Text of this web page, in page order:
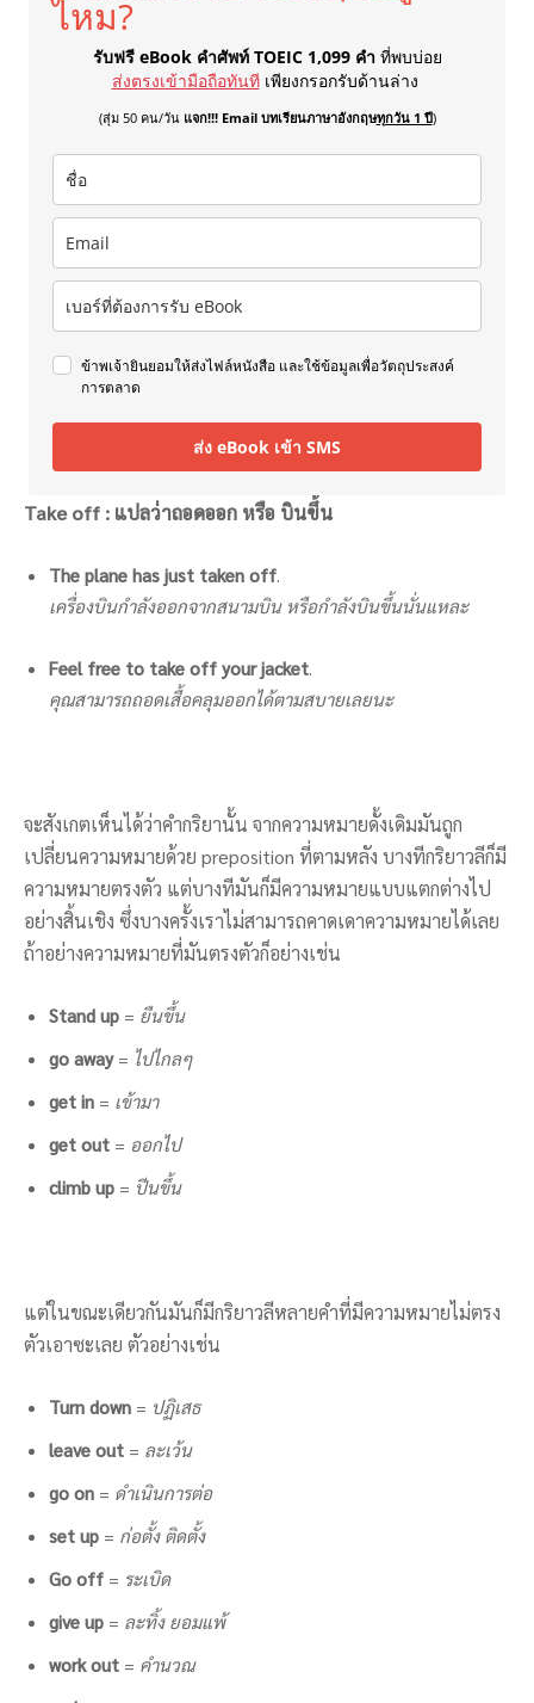
ไหม?
รับฟรี eBook คำศัพท์ TOEIC 1,099 คำ ที่พบบ่อย
ส่งตรงเข้ามือถือทันที เพียงกรอกรับด้านล่าง
(สุ่ม 50 คน/วัน แจก!!! Email บทเรียนภาษาอังกฤษทุกวัน 1 ปี)
ข้าพเจ้ายินยอมให้ส่งไฟล์หนังสือ และใช้ข้อมูลเพื่อวัตถุประสงค์
การตลาด
ส่ง eBook เข้า SMS
Take off : แปลว่าถอดออก หรือ บินขึ้น
The plane has just taken off.
เครื่องบินกำลังออกจากสนามบิน หรือกำลังบินขึ้นนั่นแหละ
Feel free to take off your jacket.
คุณสามารถถอดเสื้อคลุมออกได้ตามสบายเลยนะ
จะสังเกตเห็นได้ว่าคำกริยานั้น จากความหมายดั้งเดิมมันถูก
เปลี่ยนความหมายด้วย preposition ที่ตามหลัง บางทีกริยาวลีก็มี
ความหมายตรงตัว แต่บางทีมันก็มีความหมายแบบแตกต่างไป
อย่างสิ้นเชิง ซึ่งบางครั้งเราไม่สามารถคาดเดาความหมายได้เลย
ถ้าอย่างความหมายที่มันตรงตัวก็อย่างเช่น
Stand up = ยืนขึ้น
go away= ไปไกลๆ
get in = เข้ามา
get out = ออกไป
climb up = ปีนขึ้น
แต่ในขณะเดียวกันมันก็มีกริยาวลีหลายคำที่มีความหมายไม่ตรง
ตัวเอาซะเลย ตัวอย่างเช่น
Turn down = ปฏิเสธ
leave out = ละเว้น
go on = ดำเนินการต่อ
set up = ก่อตั้ง ติดตั้ง
Go off = ระเบิด
give up = ละทิ้ง ยอมแพ้
work out = คำนวณ